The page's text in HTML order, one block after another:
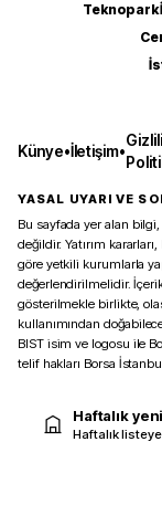
Teknopark
Künye•İletişim•
YASAL UYARI VE
Bu sayfada yer alan bilgi,
değildir. Yatırım
göre yetkili kurumlarla
değerlendirilmelidir.
gösterilmekle birlikte,
kullanımından
BIST isim ve logosu ile
telif hakları Borsa
Haftalık
Haftalık